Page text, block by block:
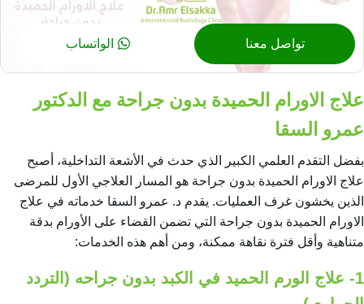
تواصل معنا الواتساب
علاج الاورام الحميدة بدون جراحة مع الدكتور
عمرو السقا
بفضل التقدم العلمي الكبير الذي حدث في الأشعة التداخلية، أصبح
علاج الاورام الحميدة بدون جراحة هو المسار العلاجي الأول للمرضى
الذين يخشون غرف العمليات. يقدم د. عمرو السقا خدماته في علاج
الاورام الحميدة بدون جراحة التي تضمن القضاء على الأورام بدقة
متناهية وأقل فترة نقاهة ممكنة، ومن أهم هذه الخدمات:
1- علاج الورم الحميد في الكبد بدون جراحه (التردد